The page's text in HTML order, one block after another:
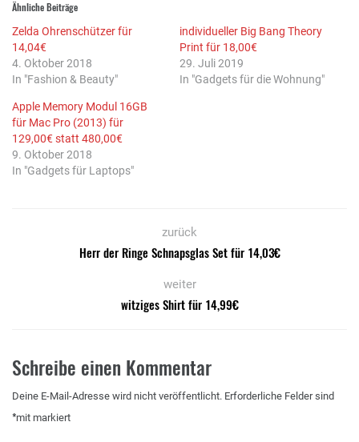
Ähnliche Beiträge
Zelda Ohrenschützer für
14,04€
4. Oktober 2018
In "Fashion & Beauty"
individueller Big Bang Theory
Print für 18,00€
29. Juli 2019
In "Gadgets für die Wohnung"
Apple Memory Modul 16GB
für Mac Pro (2013) für
129,00€ statt 480,00€
9. Oktober 2018
In "Gadgets für Laptops"
zurück
Herr der Ringe Schnapsglas Set für 14,03€
weiter
witziges Shirt für 14,99€
Schreibe einen Kommentar
Deine E-Mail-Adresse wird nicht veröffentlicht. Erforderliche Felder sind
mit
* markiert